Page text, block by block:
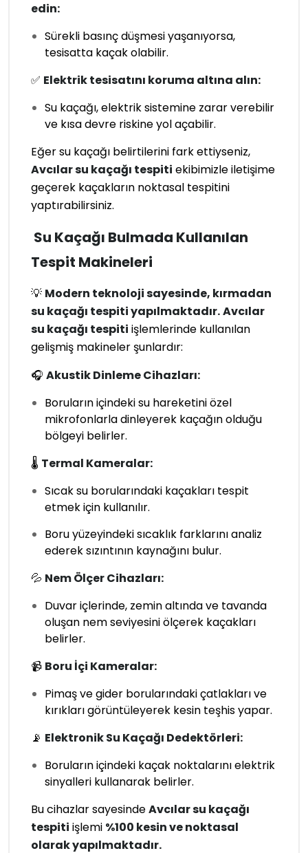
edin:
Sürekli basınç düşmesi yaşanıyorsa,
tesisatta kaçak olabilir.
✅ Elektrik tesisatını koruma altına alın:
Su kaçağı, elektrik sistemine zarar verebilir
ve kısa devre riskine yol açabilir.
Eğer su kaçağı belirtilerini fark ettiyseniz,
Avcılar su kaçağı tespiti ekibimizle iletişime
geçerek kaçakların noktasal tespitini
yaptırabilirsiniz.
Su Kaçağı Bulmada Kullanılan
Tespit Makineleri
💡 Modern teknoloji sayesinde, kırmadan
su kaçağı tespiti yapılmaktadır.Avcılar
su kaçağı tespiti işlemlerinde kullanılan
gelişmiş makineler şunlardır:
🎧 Akustik Dinleme Cihazları:
Boruların içindeki su hareketini özel
mikrofonlarla dinleyerek kaçağın olduğu
bölgeyi belirler.
🌡 Termal Kameralar:
Sıcak su borularındaki kaçakları tespit
etmek için kullanılır.
Boru yüzeyindeki sıcaklık farklarını analiz
ederek sızıntının kaynağını bulur.
💦 Nem Ölçer Cihazları:
Duvar içlerinde, zemin altında ve tavanda
oluşan nem seviyesini ölçerek kaçakları
belirler.
📹 Boru İçi Kameralar:
Pimaş ve gider borularındaki çatlakları ve
kırıkları görüntüleyerek kesin teşhis yapar.
📡 Elektronik Su Kaçağı Dedektörleri:
Boruların içindeki kaçak noktalarını elektrik
sinyalleri kullanarak belirler.
Bu cihazlar sayesindeAvcılar su kaçağı
tespiti işlemi %100 kesin ve noktasal
olarak yapılmaktadır.